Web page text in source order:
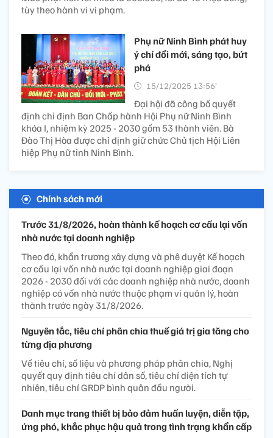
tùy theo hành vi vi phạm.
Phụ nữ Ninh Bình phát huy
ý chí đổi mới, sáng tạo, bứt
phá
15/12/2025 13:56’
Đại hội đã công bố quyết
định chỉ định Ban Chấp hành Hội Phụ nữ Ninh Bình
khóa I, nhiệm kỳ 2025 - 2030 gồm 53 thành viên. Bà
Đào Thị Hòa được chỉ định giữ chức Chủ tịch Hội Liên
hiệp Phụ nữ tỉnh Ninh Bình.
Chính sách mới
Trước 31/8/2026, hoàn thành kế hoạch cơ cấu lại vốn
nhà nước tại doanh nghiệp
Theo đó, khẩn trương xây dựng và phê duyệt Kế hoạch
cơ cấu lại vốn nhà nước tại doanh nghiệp giai đoạn
2026 - 2030 đối với các doanh nghiệp nhà nước, doanh
nghiệp có vốn nhà nước thuộc phạm vi quản lý, hoàn
thành trước ngày 31/8/2026.
Nguyên tắc, tiêu chí phân chia thuế giá trị gia tăng cho
từng địa phương
Về tiêu chí, số liệu và phương pháp phân chia, Nghị
quyết quy định tiêu chí dân số, tiêu chí diện tích tự
nhiên, tiêu chí GRDP bình quân đầu người.
Danh mục trang thiết bị bảo đảm huấn luyện, diễn tập,
ứng phó, khắc phục hậu quả trong tình trạng khẩn cấp